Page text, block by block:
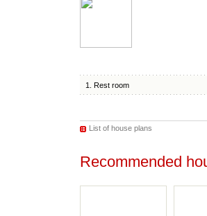
1. Rest room
List of house plans
Recommended